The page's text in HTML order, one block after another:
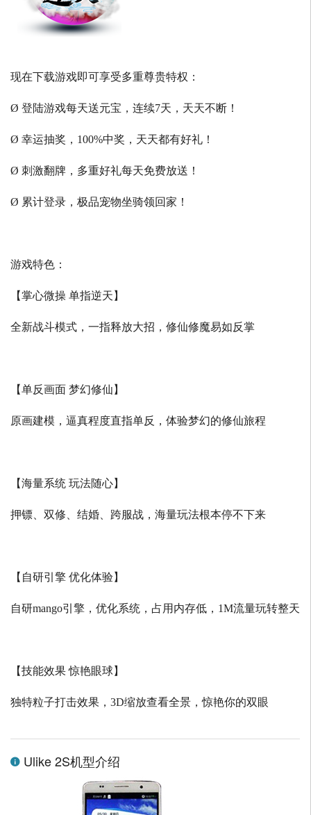
现在下载游戏即可享受多重尊贵特权：
Ø 登陆游戏每天送元宝，连续7天，天天不断！
Ø 幸运抽奖，100%中奖，天天都有好礼！
Ø 刺激翻牌，多重好礼每天免费放送！
Ø 累计登录，极品宠物坐骑领回家！
游戏特色：
【掌心微操 单指逆天】
全新战斗模式，一指释放大招，修仙修魔易如反掌
【单反画面 梦幻修仙】
原画建模，逼真程度直指单反，体验梦幻的修仙旅程
【海量系统 玩法随心】
押镖、双修、结婚、跨服战，海量玩法根本停不下来
【自研引擎 优化体验】
自研mango引擎，优化系统，占用内存低， 1M流量玩转整天
【技能效果 惊艳眼球】
独特粒子打击效果， 3D缩放查看全景，惊艳你的双眼
Ulike 2S机型介绍